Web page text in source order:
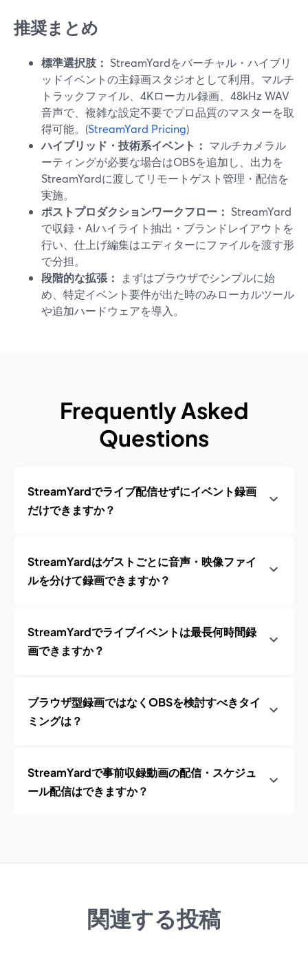
推奨まとめ
標準選択肢： StreamYardをバーチャル・ハイブリ
ッドイベントの主録画スタジオとして利用。マルチ
トラックファイル、4Kローカル録画、48kHz WAV
音声で、複雑な設定不要でプロ品質のマスターを取
得可能。(StreamYard Pricing)
ハイブリッド・技術系イベント： マルチカメラル
ーティングが必要な場合はOBSを追加し、出力を
StreamYardに渡してリモートゲスト管理・配信を
実施。
ポストプロダクションワークフロー： StreamYard
で収録・AIハイライト抽出・ブランドレイアウトを
行い、仕上げ編集はエディターにファイルを渡す形
で分担。
段階的な拡張：
まずはブラウザでシンプルに始
め、特定イベント要件が出た時のみローカルツール
や追加ハードウェアを導入。
Frequently Asked
Questions
StreamYardでライブ配信せずにイベント録画
だけできますか？
StreamYardはゲストごとに音声・映像ファイ
ルを分けて録画できますか？
StreamYardでライブイベントは最長何時間録
画できますか？
ブラウザ型録画ではなくOBSを検討すべきタイ
ミングは？
StreamYardで事前収録動画の配信・スケジュ
ール配信はできますか？
関連する投稿